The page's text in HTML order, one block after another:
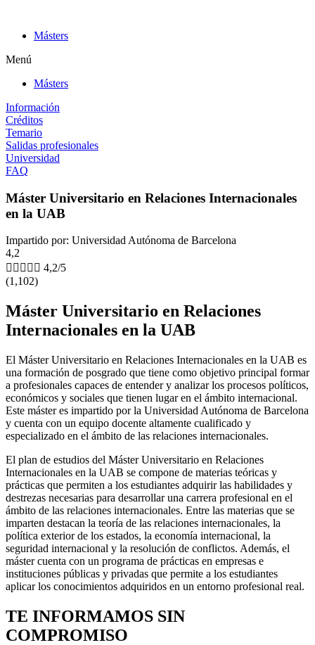
contenidoMásters
Menú
Másters
Información
Créditos
Temario
Salidas profesionales
Universidad
FAQ
Máster Universitario en Relaciones Internacionales
en la UAB
Impartido por: Universidad Autónoma de Barcelona
4,2
     4,2/5
(1,102)
Máster Universitario en Relaciones
Internacionales en la UAB
El Máster Universitario en Relaciones Internacionales en la UAB es
una formación de posgrado que tiene como objetivo principal formar
a profesionales capaces de entender y analizar los procesos políticos,
económicos y sociales que tienen lugar en el ámbito internacional.
Este máster es impartido por la Universidad Autónoma de Barcelona
y cuenta con un equipo docente altamente cualificado y
especializado en el ámbito de las relaciones internacionales.
El plan de estudios del Máster Universitario en Relaciones
Internacionales en la UAB se compone de materias teóricas y
prácticas que permiten a los estudiantes adquirir las habilidades y
destrezas necesarias para desarrollar una carrera profesional en el
ámbito de las relaciones internacionales. Entre las materias que se
imparten destacan la teoría de las relaciones internacionales, la
política exterior de los estados, la economía internacional, la
seguridad internacional y la resolución de conflictos. Además, el
máster cuenta con un programa de prácticas en empresas e
instituciones públicas y privadas que permite a los estudiantes
aplicar los conocimientos adquiridos en un entorno profesional real.
TE INFORMAMOS SIN
COMPROMISO